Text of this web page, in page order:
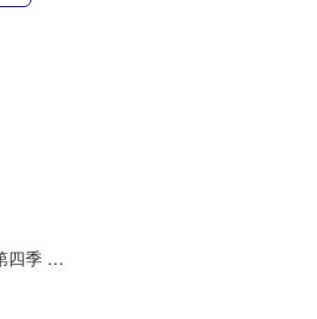
古战场传奇/异乡人 第四季 电视剧原声带